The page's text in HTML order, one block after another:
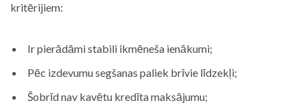
kritērijiem:
Ir pierādāmi stabili ikmēneša ienākumi;
Pēc izdevumu segšanas paliek brīvie līdzekļi;
Šobrīd nav kavētu kredīta maksājumu;